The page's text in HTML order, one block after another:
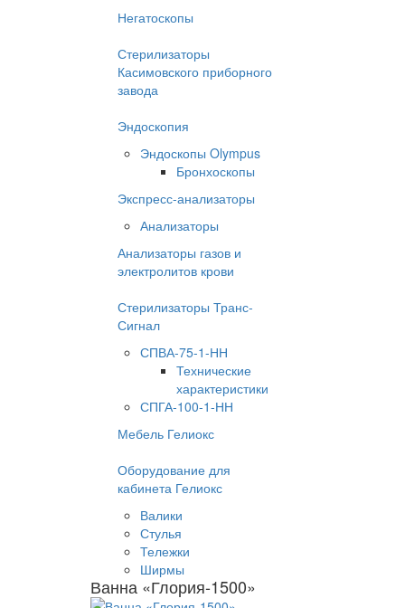
Негатоскопы
Стерилизаторы
Касимовского приборного
завода
Эндоскопия
Эндоскопы Olympus
Бронхоскопы
Экспресс-анализаторы
Анализаторы
Анализаторы газов и
электролитов крови
Стерилизаторы Транс-
Сигнал
СПВА-75-1-НН
Технические
характеристики
СПГА-100-1-НН
Мебель Гелиокс
Оборудование для
кабинета Гелиокс
Валики
Стулья
Тележки
Ширмы
Ванна «Глория-1500»